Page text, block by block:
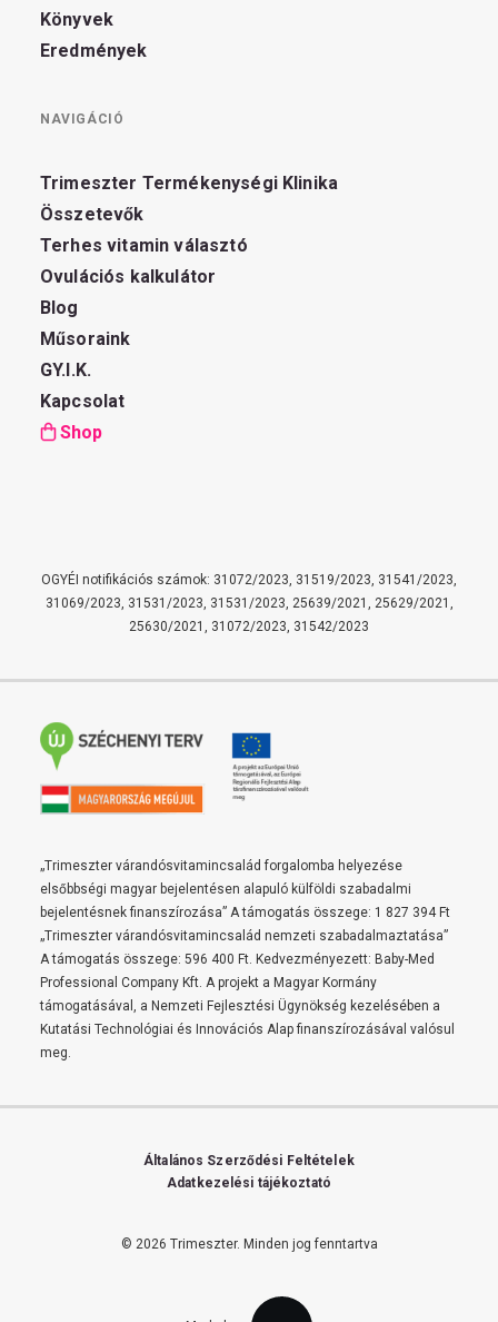
Könyvek
Eredmények
NAVIGÁCIÓ
Trimeszter Termékenységi Klinika
Összetevők
Terhes vitamin választó
Ovulációs kalkulátor
Blog
Műsoraink
GY.I.K.
Kapcsolat
Shop
OGYÉI notifikációs számok: 31072/2023, 31519/2023, 31541/2023,
31069/2023, 31531/2023, 31531/2023, 25639/2021, 25629/2021,
25630/2021, 31072/2023, 31542/2023
„Trimeszter várandósvitamincsalád forgalomba helyezése
elsőbbségi magyar bejelentésen alapuló külföldi szabadalmi
bejelentésnek finanszírozása” A támogatás összege: 1 827 394 Ft
„Trimeszter várandósvitamincsalád nemzeti szabadalmaztatása”
A támogatás összege: 596 400 Ft. Kedvezményezett: Baby-Med
Professional Company Kft. A projekt a Magyar Kormány
támogatásával, a Nemzeti Fejlesztési Ügynökség kezelésében a
Kutatási Technológiai és Innovációs Alap finanszírozásával valósul
meg.
© 2026 Trimeszter. Minden jog fenntartva
Általános Szerződési Feltételek
Adatkezelési tájékoztató